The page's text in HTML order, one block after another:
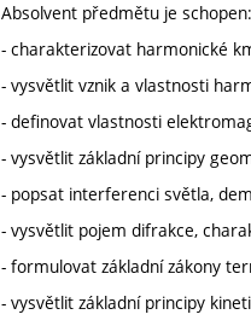
Absolvent předmětu je schopen:
- charakterizovat harmonické
- vysvětlit vznik a vlastnosti
- definovat vlastnosti
- vysvětlit základní principy
- popsat interferenci světla,
- vysvětlit pojem difrakce,
- formulovat základní zákony
- vysvětlit základní principy